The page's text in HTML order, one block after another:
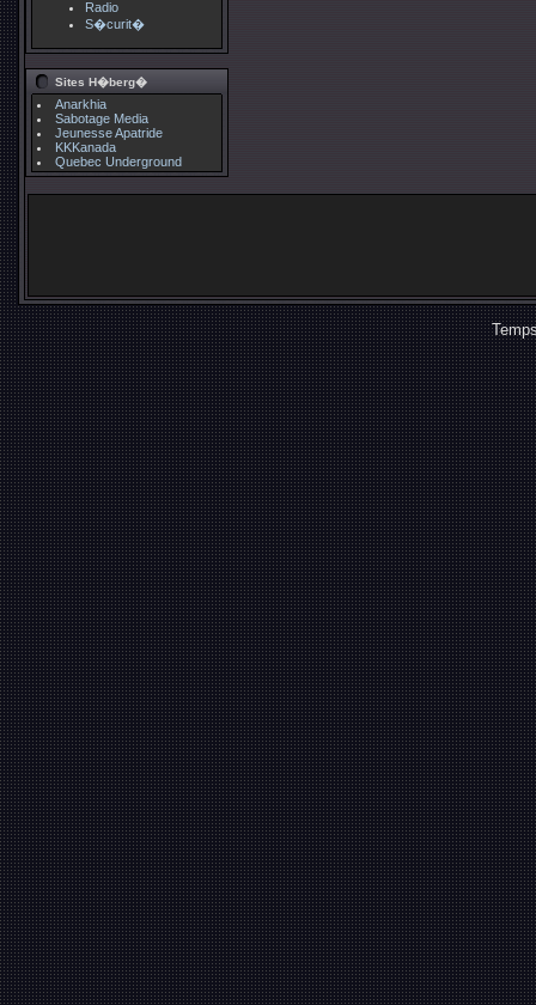
Radio
S�curit�
Sites H�berg�
Anarkhia
Sabotage Media
Jeunesse Apatride
KKKanada
Quebec Underground